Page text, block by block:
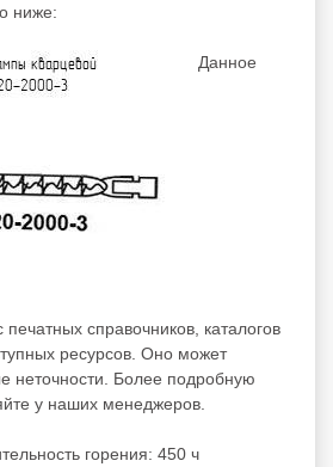
ниже:
Данное
печатных справочников, каталогов
ресурсов. Оно может
неточности. Более подробную
у наших менеджеров.
горения: 450 ч